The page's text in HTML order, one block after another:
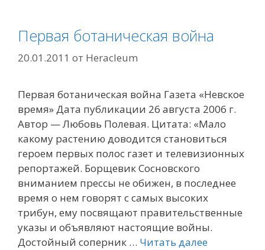
Первая ботаническая война
20.01.2011 от Heracleum
Первая ботаническая война Газета «Невское
время» Дата публикации 26 августа 2006 г.
Автор — Любовь Полевая. Цитата: «Мало
какому растению доводится становиться
героем первых полос газет и телевизионных
репортажей. Борщевик Сосновского
вниманием прессы не обижен, в последнее
время о нем говорят с самых высоких
трибун, ему посвящают правительственные
указы и объявляют настоящие войны.
Достойный соперник … Читать далее